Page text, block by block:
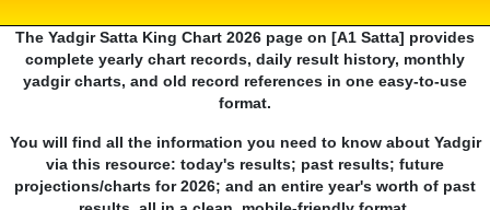
The Yadgir Satta King Chart 2026 page on [A1 Satta] provides
complete yearly chart records, daily result history, monthly
yadgir charts, and old record references in one easy-to-use
format.
You will find all the information you need to know about Yadgir
via this resource: today's results; past results; future
projections/charts for 2026; and an entire year's worth of past